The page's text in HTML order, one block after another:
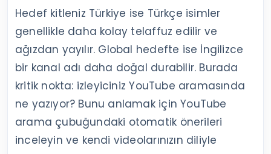
Hedef kitleniz Türkiye ise Türkçe isimler
genellikle daha kolay telaffuz edilir ve
ağızdan yayılır. Global hedefte ise İngilizce
bir kanal adı daha doğal durabilir. Burada
kritik nokta: izleyiciniz YouTube aramasında
ne yazıyor? Bunu anlamak için YouTube
arama çubuğundaki otomatik önerileri
inceleyin ve kendi videolarınızın diliyle